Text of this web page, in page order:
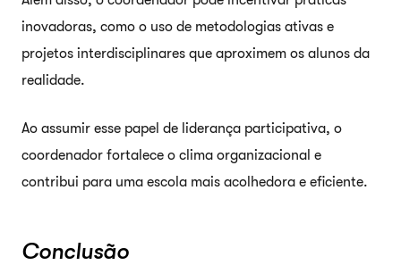
inovadoras, como o uso de metodologias ativas e
projetos interdisciplinares que aproximem os alunos da
realidade.
Ao assumir esse papel de liderança participativa, o
coordenador fortalece o clima organizacional e
contribui para uma escola mais acolhedora e eficiente.
Conclusão